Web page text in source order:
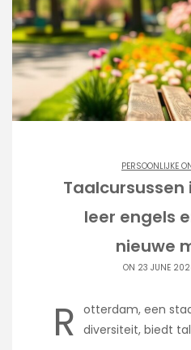
PERSOONLIJKE
leer engels
nieuwe
ON 23 JUNE
R otterdam, een
diversiteit, biedt